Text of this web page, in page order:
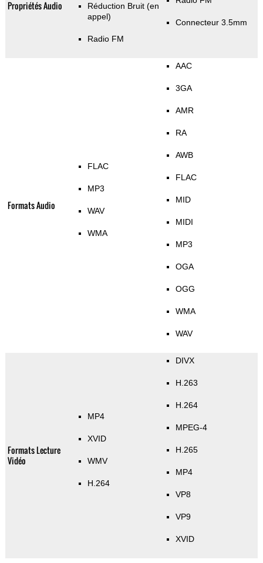
Propriétés Audio
Réduction Bruit (en
appel)
Radio FM
Connecteur 3.5mm
Formats Audio
FLAC
MP3
WAV
WMA
AAC
3GA
AMR
RA
AWB
FLAC
MID
MIDI
MP3
OGA
OGG
WMA
WAV
Formats Lecture
Vidéo
MP4
XVID
WMV
H.264
DIVX
H.263
H.264
MPEG-4
H.265
MP4
VP8
VP9
XVID